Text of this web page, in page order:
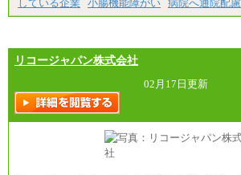
している企業 小腸機能障がい 病院へ通院配慮
リコージャパン株式会社
02月17日更新